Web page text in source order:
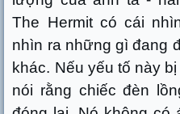
The Hermit có cái
nhìn ra những gì đang
khác. Nếu yếu tố này
nói rằng chiếc đèn